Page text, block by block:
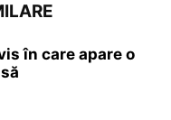
în care apare o